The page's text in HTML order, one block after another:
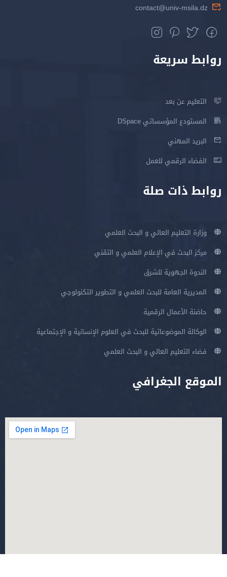
contact@univ-msila.dz
روابط سريعة
التعليم عن بعد
المستودع المؤسساتي DSpace
البريد المهني
الفضاء الرقمي للعمل
روابط ذات صلة
وزارة التعليم العالي و البحث العلمي
مركز البحث في الإعلام العلمي و التقني
الندوة الجهوية للشرق
المديرية العامة للبحث العلمي و التطوير التكنولوجي
حاضنة الأعمال الرقمية
الوكالة الموضوعاتية للبحث في العلوم الإنسانية و الإجتماعية
فضاء التعليم العالي و البحث العلمي
الموقع الجغرافي